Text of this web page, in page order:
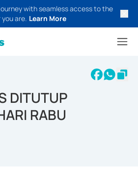
with seamless access to the
are. Learn More
DITUTUP
RABU